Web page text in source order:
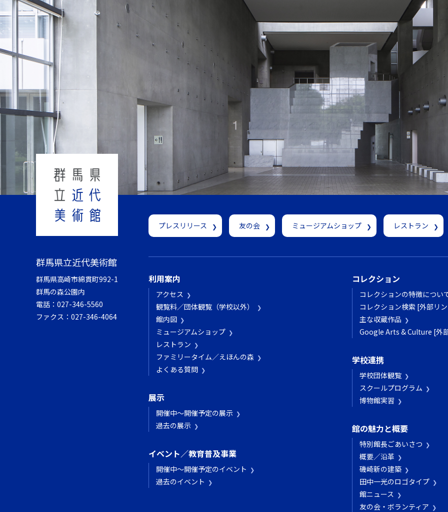
群馬県立近代美術館
群馬県高崎市綿貫町992-1
群馬の森公園内
電話： 027-346-5560
ファクス： 027-346-4064
プレスリリース 友の会 ミュージアムショップ レストラン
利用案内
アクセス
観覧料／団体観覧（学校以外）
館内図
ミュージアムショップ
レストラン
ファミリータイム／えほんの森
よくある質問
展示
開催中～開催予定の展示
過去の展示
イベント／教育普及事業
開催中～開催予定のイベント
過去のイベント
コレクション
コレクションの特徴につい
コレクション検索 [外部リ
主な収蔵作品
Google Arts & Culture [外
学校連携
学校団体観覧
スクールプログラム
博物館実習
館の魅力と概要
特別館長ごあいさつ
概要／沿革
磯崎新の建築
田中一光のロゴタイプ
館ニュース
友の会・ボランティア